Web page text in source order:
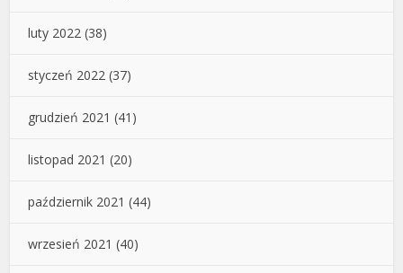
luty 2022 (38)
styczeń 2022 (37)
grudzień 2021 (41)
listopad 2021 (20)
październik 2021 (44)
wrzesień 2021 (40)